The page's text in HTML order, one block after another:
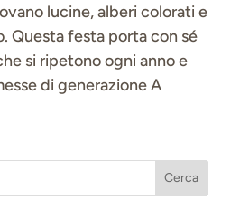
lucine, alberi colorati e
Questa festa porta con sé
si ripetono ogni anno e
di generazione A